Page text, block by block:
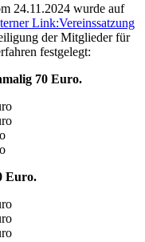
24.11.2024 wurde auf
Link:Vereinssatzung
der Mitglieder für
festgelegt:
70 Euro.
Euro.